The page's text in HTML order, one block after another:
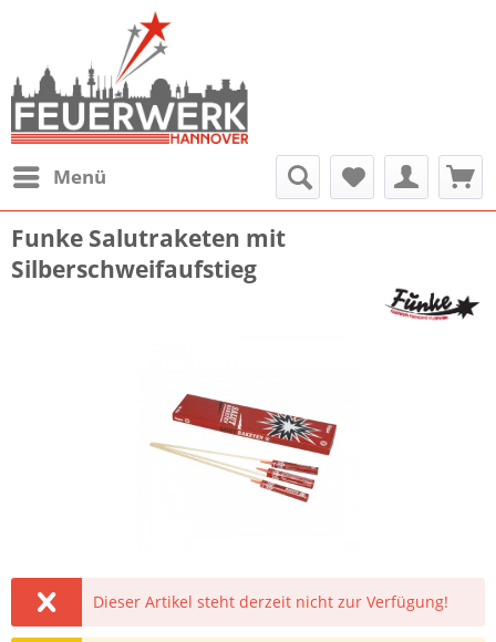
Menü
Funke Salutraketen mit
Silberschweifaufstieg
Dieser Artikel steht derzeit nicht zur Verfügung!